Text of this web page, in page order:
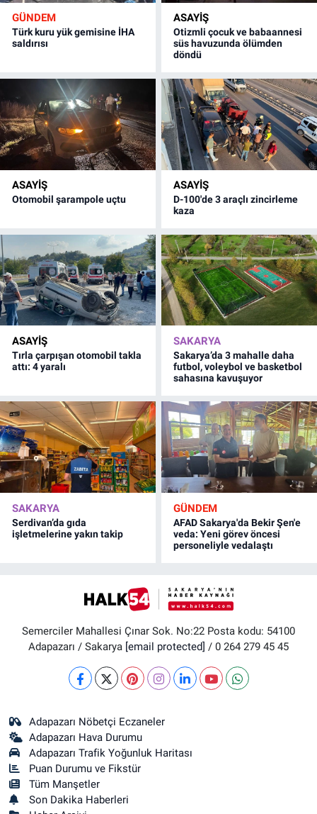
GÜNDEM
Türk kuru yük gemisine İHA
saldırısı
ASAYİŞ
Otizmli çocuk ve babaannesi
süs havuzunda ölümden
döndü
ASAYİŞ
Otomobil şarampole uçtu
ASAYİŞ
D-100'de 3 araçlı zincirleme
kaza
ASAYİŞ
Tırla çarpışan otomobil takla
attı: 4 yaralı
SAKARYA
Sakarya’da 3 mahalle daha
futbol, voleybol ve basketbol
sahasına kavuşuyor
SAKARYA
Serdivan’da gıda
işletmelerine yakın takip
GÜNDEM
AFAD Sakarya'da Bekir Şen'e
veda: Yeni görev öncesi
personeliyle vedalaştı
Semerciler Mahallesi Çınar Sok. No:22 Posta kodu: 54100
Adapazarı / Sakarya [email protected] / 0 264 279 45 45
Adapazarı Nöbetçi Eczaneler
Adapazarı Hava Durumu
Adapazarı Trafik Yoğunluk Haritası
Puan Durumu ve Fikstür
Tüm Manşetler
Son Dakika Haberleri